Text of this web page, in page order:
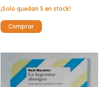
¡Solo quedan 5 en stock!